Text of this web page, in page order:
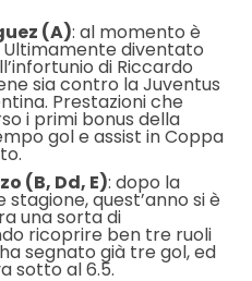
(A): al momento è
diventato
di Riccardo
sia contro la Juventus
Prestazioni che
i primi bonus della
gol e assist in Coppa
(B, Dd, E): dopo la
quest’anno si è
una sorta di
ricoprire ben tre ruoli
segnato già tre gol, ed
sotto al 6.5.